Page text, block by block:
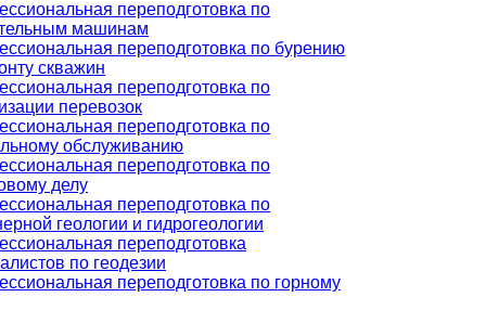
переподготовка по
машинам
переподготовка по бурению
скважин
переподготовка по
перевозок
переподготовка по
обслуживанию
переподготовка по
делу
переподготовка по
геологии и гидрогеологии
переподготовка
по геодезии
переподготовка по горному